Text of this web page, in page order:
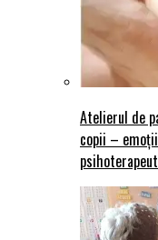
Atelierul de
copii –